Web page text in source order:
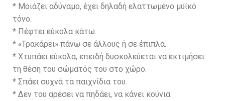
* Μοιάζει αδύναμο, έχει δηλαδή ελαττωμένο μυϊκό
τόνο.
* Πέφτει εύκολα κάτω.
* «Τρακάρει» πάνω σε άλλους ή σε έπιπλα.
* Χτυπάει εύκολα, επειδή δυσκολεύεται να εκτιμήσει
τη θέση του σώματός του στο χώρο.
* Σπάει συχνά τα παιχνίδια του.
* Δεν του αρέσει να πηδάει, να κάνει κούνια.